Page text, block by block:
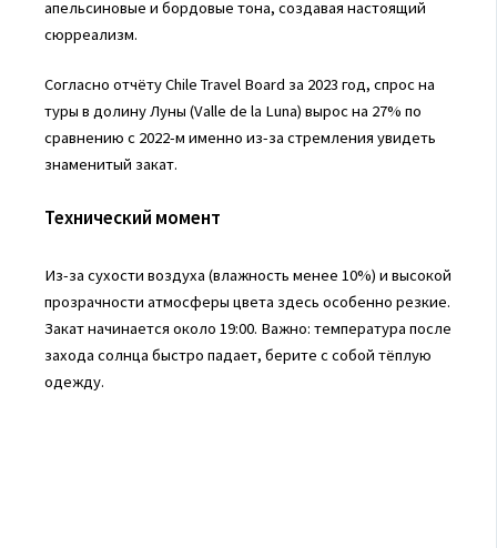
апельсиновые и бордовые тона, создавая настоящий
сюрреализм.
Согласно отчёту Chile Travel Board за 2023 год, спрос на
туры в долину Луны (Valle de la Luna) вырос на 27% по
сравнению с 2022-м именно из-за стремления увидеть
знаменитый закат.
Технический момент
Из-за сухости воздуха (влажность менее 10%) и высокой
прозрачности атмосферы цвета здесь особенно резкие.
Закат начинается около 19:00. Важно: температура после
захода солнца быстро падает, берите с собой тёплую
одежду.